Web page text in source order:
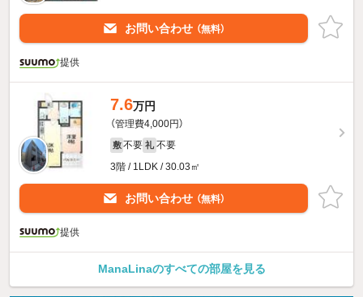
お問い合わせ （無料）
提供
7.6万円
（管理費4,000円）
敷 不要 礼 不要
3階 / 1LDK / 30.03㎡
お問い合わせ （無料）
提供
ManaLinaのすべての部屋を見る